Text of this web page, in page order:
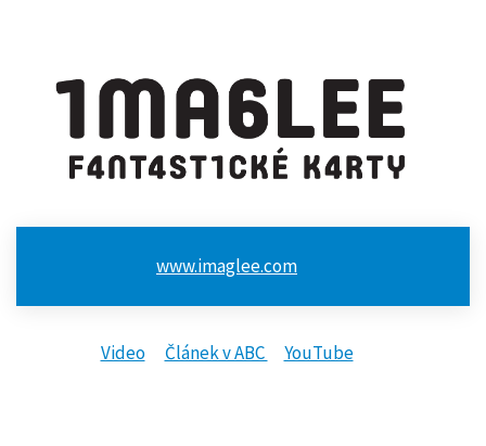
www.imaglee.com
Video Článek v ABC YouTube